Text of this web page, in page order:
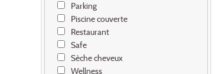
Parking
Piscine couverte
Restaurant
Safe
Sèche cheveux
Wellness